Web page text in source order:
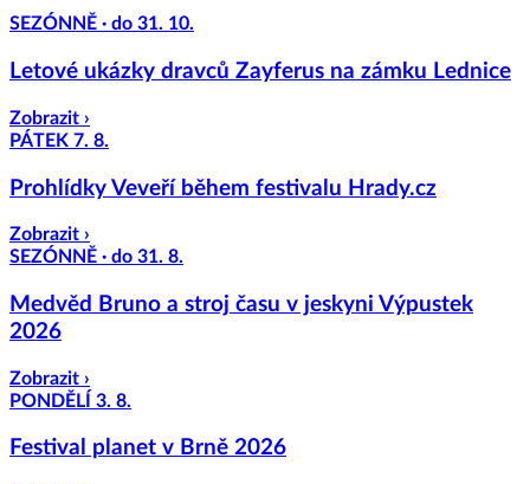
SEZÓNNĚ · do 31. 10.
Letové ukázky dravců Zayferus na zámku Lednice
Zobrazit ›
PÁTEK 7. 8.
Prohlídky Veveří během festivalu Hrady.cz
Zobrazit ›
SEZÓNNĚ · do 31. 8.
Medvěd Bruno a stroj času v jeskyni Výpustek
2026
Zobrazit ›
PONDĚLÍ 3. 8.
Festival planet v Brně 2026